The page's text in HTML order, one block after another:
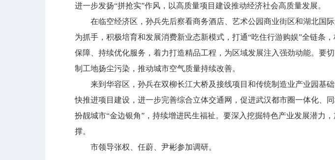
进一步发扬“拼抢实”作风，以高质量项目建设推动经济社会高质量发展。
在临空经济区，孙兵先后察看商务酒店、艺术公园商业街区和湖北国
为抓手，积极培育和发展消费新业态新模式，打通“吃住行游购娱”全链条
保障、持续优化服务，着力打造精品工程，为区域发展注入强劲动能。要
制工地扬尘污染，推动城市空气质量持续改善。
来到华容区，孙兵在双柳长江大桥及接线项目和传统制造业产业园基
快推进项目建设，进一步完善综合立体交通网，促进武汉都市圈一体化、
扮靓城市“金边银角”，持续增进民生福祉。要深入挖掘特色产业发展潜力
撑。
市领导张权、任蔚、尹彬参加调研。